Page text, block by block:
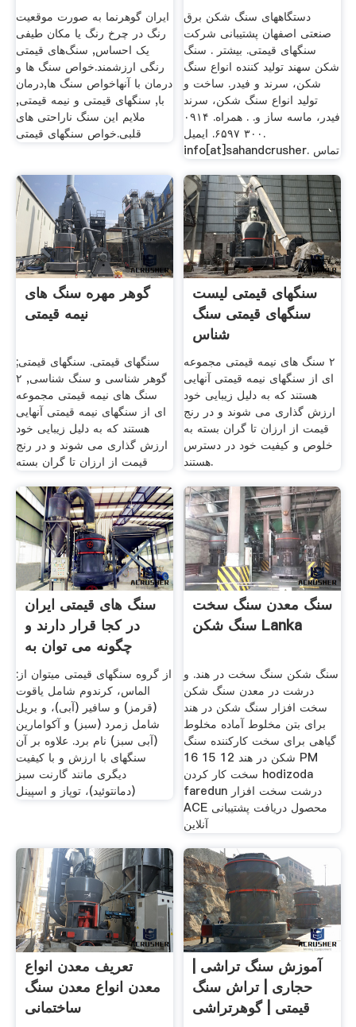
ایران گوهرنما به صورت موقعیت
رنگ در چرخ رنگ یا مکان طیفی
یک احساس, سنگ‌های قیمتی
رنگی ارزشمند.خواص سنگ ها و
درمان با آنهاخواص سنگ ها,درمان
با, سنگهای قیمتی و نیمه قیمتی,
ملایم این سنگ ناراحتی های
قلبی.خواص سنگهای قیمتی
دستگاههای سنگ شکن برق
صنعتی اصفهان پشتیبانی شرکت
سنگهای قیمتی. بیشتر . سنگ
شکن سهند تولید کننده انواع سنگ
شکن، سرند و فیدر. ساخت و
تولید انواع سنگ شکن، سرند
فیدر، ماسه ساز و. . همراه. ۰۹۱۴
۳۰۰ ۶۵۹۷. ایمیل.
info[at]sahandcrusher. تماس
گوهر مهره سنگ های
نیمه قیمتی
سنگهای قیمتی. سنگهای قیمتی;
گوهر شناسی و سنگ شناسی, ٢
سنگ های نیمه قیمتی مجموعه
ای از سنگهای نیمه قیمتی آنهایی
هستند که به دلیل زیبایی خود
ارزش گذاری می شوند و در رنج
قیمت از ارزان تا گران بسته
سنگهای قیمتی لیست
سنگهای قیمتی سنگ
شناس
٢ سنگ های نیمه قیمتی مجموعه
ای از سنگهای نیمه قیمتی آنهایی
هستند که به دلیل زیبایی خود
ارزش گذاری می شوند و در رنج
قیمت از ارزان تا گران بسته به
خلوص و کیفیت خود در دسترس
هستند.
سنگ های قیمتی ایران
در کجا قرار دارند و
چگونه می توان به
از گروه سنگ­های قیمتی می­توان از:
الماس، کرندوم شامل یاقوت
(قرمز) و سافیر (آبی)، و بریل
شامل زمرد (سبز) و آکوامارین
(آبی سبز) نام برد. علاوه بر آن
سنگ­های با ارزش و با کیفیت
دیگری مانند گارنت سبز
(دمانتوئید)، توپاز و اسپینل
سنگ معدن سنگ سخت
سنگ شکن Lanka
سنگ شکن سنگ سخت در هند. و
درشت در معدن سنگ شکن
سخت افزار سنگ شکن در هند
برای بتن مخلوط آماده مخلوط
گیاهی برای سخت کارکننده سنگ
شکن در هند 12 15 16 PM
سخت کار کردن hodizoda
faredun درشت سخت افزار
ACE محصول دریافت پشتیبانی
آنلاین
تعریف معدن انواع
معدن انواع معدن سنگ
ساختمانی
آموزش سنگ تراشی |
حجاری | تراش سنگ
قیمتی | گوهرتراشی